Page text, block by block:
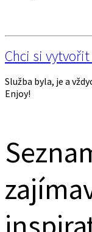
Chci si
Služba byla, je a
Enjoy!